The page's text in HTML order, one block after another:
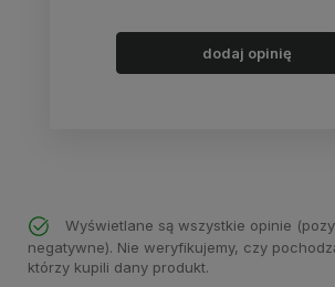
dodaj opinię
Wyświetlane są wszystkie opinie
negatywne). Nie weryfikujemy, czy
którzy kupili dany produkt.